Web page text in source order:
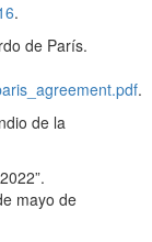
.
de París.
.
de la
mayo de